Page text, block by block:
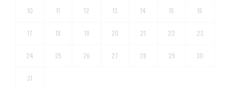
10 11 12 13 14 15 16
17 18 19 20 21 22 23
24 25 26 27 28 29 30
31